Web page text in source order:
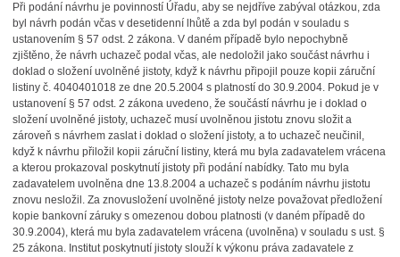
Při podání návrhu je povinností Úřadu, aby se nejdříve zabýval otázkou, zda
byl návrh podán včas v desetidenní lhůtě a zda byl podán v souladu s
ustanovením § 57 odst. 2 zákona. V daném případě bylo nepochybně
zjištěno, že návrh uchazeč podal včas, ale nedoložil jako součást návrhu i
doklad o složení uvolněné jistoty, když k návrhu připojil pouze kopii záruční
listiny č. 4040401018 ze dne 20.5.2004 s platností do 30.9.2004. Pokud je v
ustanovení § 57 odst. 2 zákona uvedeno, že součástí návrhu je i doklad o
složení uvolněné jistoty, uchazeč musí uvolněnou jistotu znovu složit a
zároveň s návrhem zaslat i doklad o složení jistoty, a to uchazeč neučinil,
když k návrhu přiložil kopii záruční listiny, která mu byla zadavatelem vrácena
a kterou prokazoval poskytnutí jistoty při podání nabídky. Tato mu byla
zadavatelem uvolněna dne 13.8.2004 a uchazeč s podáním návrhu jistotu
znovu nesložil. Za znovusložení uvolněné jistoty nelze považovat předložení
kopie bankovní záruky s omezenou dobou platnosti (v daném případě do
30.9.2004), která mu byla zadavatelem vrácena (uvolněna) v souladu s ust. §
25 zákona. Institut poskytnutí jistoty slouží k výkonu práva zadavatele z